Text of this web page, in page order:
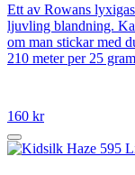
Ett av Rowans
ljuvling blandning.
om man stickar med
210 meter per 25
160 kr